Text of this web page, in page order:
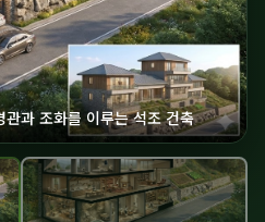
과 조화를 이루는 석조 건축